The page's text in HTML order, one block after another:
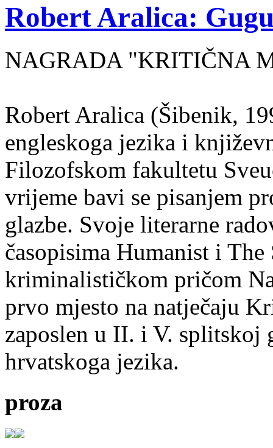
Robert Aralica:
NAGRADA "KRITIČNA
Robert Aralica (Šibenik,
engleskoga jezika i
Filozofskom fakultetu
vrijeme bavi se pisanjem
glazbe. Svoje literarne
časopisima Humanist i
kriminalističkom pričom
prvo mjesto na natječaju
zaposlen u II. i V. splitskoj
hrvatskoga jezika.
proza